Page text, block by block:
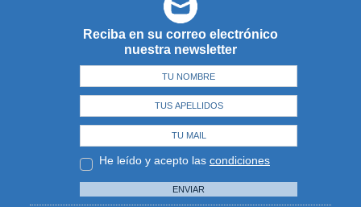
Reciba en su correo electrónico
nuestra newsletter
He leído y acepto las condiciones
ENVIAR